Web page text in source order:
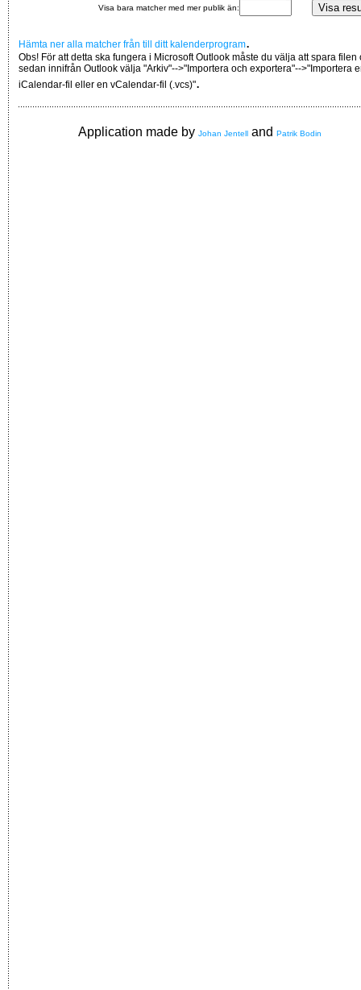
Visa bara matcher med mer publik än:
Hämta ner alla matcher från till ditt kalenderprogram.
Obs! För att detta ska fungera i Microsoft Outlook måste du välja att spara filen
sedan innifrån Outlook välja "Arkiv"-->"Importera och exportera"-->"Importera
iCalendar-fil eller en vCalendar-fil (.vcs)".
Application made by Johan Jentell and Patrik Bodin